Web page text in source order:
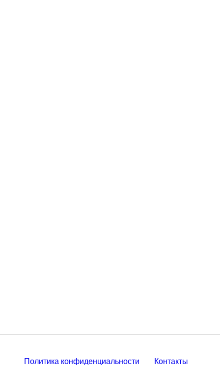
Политика конфиденциальности Контакты